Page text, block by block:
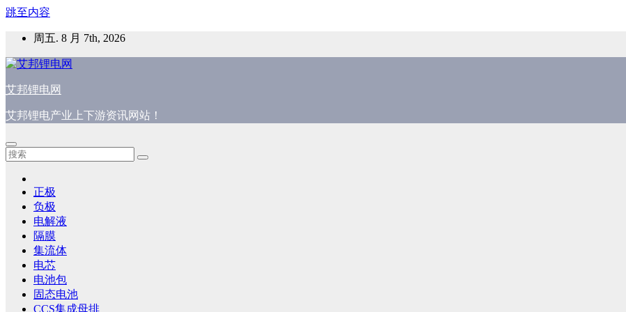
跳至内容
周五. 8 月 7th, 2026
艾邦锂电网
艾邦锂电产业上下游资讯网站！
正极
负极
电解液
隔膜
集流体
电芯
电池包
固态电池
CCS集成母排